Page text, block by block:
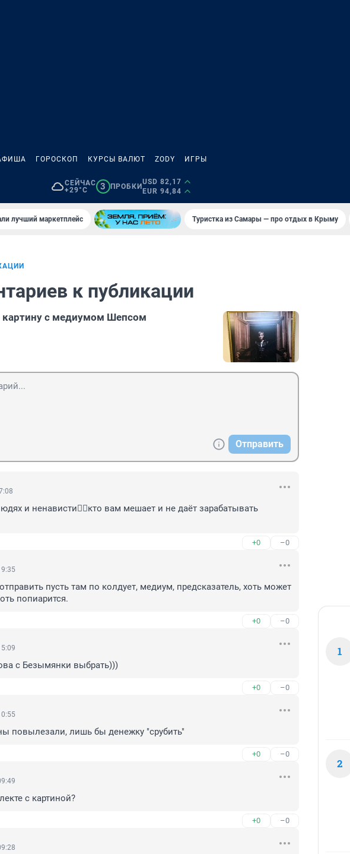
ГОРОСКОП КУРСЫ ВАЛЮТ ZODY ИГРЫ
СЕЙЧАС
+29°C
3 ПРОБКИ
USD 82,17
EUR 94,84
лучший маркетплейс Туристка из Самары — про отдых в Крыму
к публикации
с медиумом Шепсом
Отправить
и ненависти🤦‍♀️кто вам мешает и не даёт зарабатывать
+0 –0
пусть там по колдует, медиум, предсказатель, хоть может
попиарится.
+0 –0
с Безымянки выбрать)))
+0 –0
повылезали, лишь бы денежку "срубить"
+0 –0
с картиной?
+0 –0
1
2